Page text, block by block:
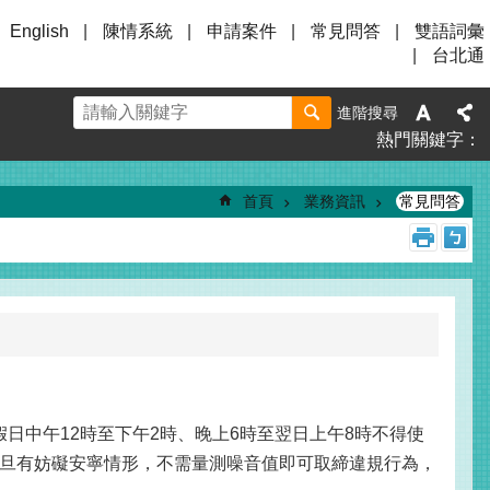
English 陳情系統 申請案件 常見問答
雙語詞彙
台北通
進階搜尋
熱門關鍵字
首頁 業務資訊 常見問答
中午12時至下午2時、晚上6時至翌日上午8時不得使
妨礙安寧情形，不需量測噪音值即可取締違規行為，